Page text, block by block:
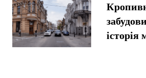
історія